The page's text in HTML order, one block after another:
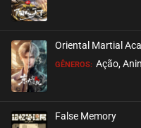
Oriental Martial
GÊNEROS: Ação,
False Memory